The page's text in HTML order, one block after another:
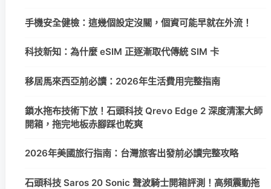
手機安全健檢：這幾個設定沒關，個資可能早就在外流！
科技新知：為什麼 eSIM 正逐漸取代傳統 SIM 卡
移居馬來西亞前必讀：2026年生活費用完整指南
鎖水拖布技術下放！石頭科技 Qrevo Edge 2 深度清潔大師
開箱，拖完地板赤腳踩也乾爽
2026年美國旅行指南：台灣旅客出發前必讀完整攻略
石頭科技 Saros 20 Sonic 聲波騎士開箱評測！高頻震動拖